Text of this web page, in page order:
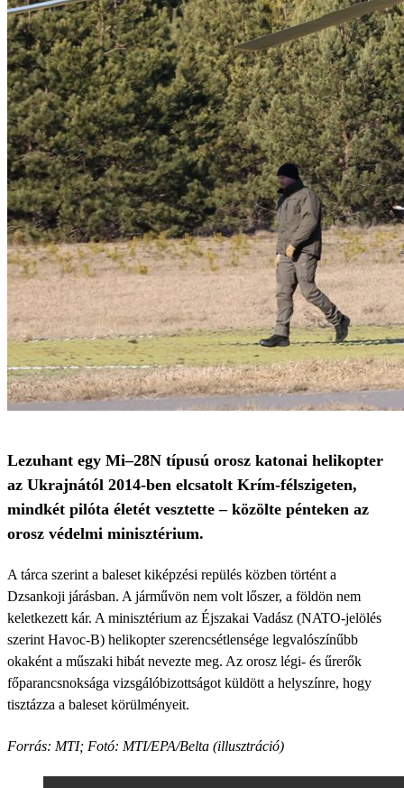
Lezuhant egy Mi–28N típusú orosz katonai helikopter
az Ukrajnától 2014-ben elcsatolt Krím-félszigeten,
mindkét pilóta életét vesztette – közölte pénteken az
orosz védelmi minisztérium.
A tárca szerint a baleset kiképzési repülés közben történt a
Dzsankoji járásban. A járművön nem volt lőszer, a földön nem
keletkezett kár. A minisztérium az Éjszakai Vadász (NATO-jelölés
szerint Havoc-B) helikopter szerencsétlensége legvalószínűbb
okaként a műszaki hibát nevezte meg. Az orosz légi- és űrerők
főparancsnoksága vizsgálóbizottságot küldött a helyszínre, hogy
tisztázza a baleset körülményeit.
Forrás: MTI; Fotó: MTI/EPA/Belta (illusztráció)